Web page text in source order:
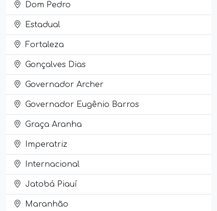
Dom Pedro
Estadual
Fortaleza
Gonçalves Dias
Governador Archer
Governador Eugênio Barros
Graça Aranha
Imperatriz
Internacional
Jatobá Piauí
Maranhão